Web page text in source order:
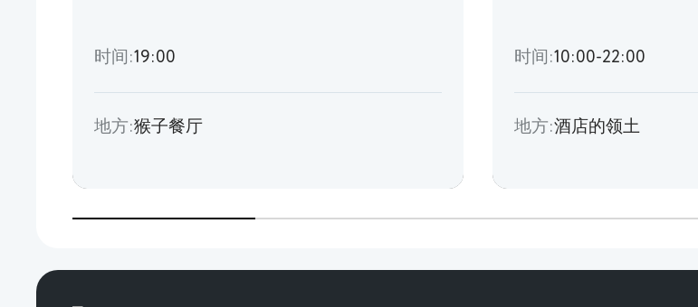
时间:19:00
地方:猴子餐厅
时间:10:00-22:00
地方:酒店的领土